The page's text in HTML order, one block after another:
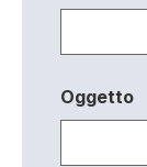
Oggetto